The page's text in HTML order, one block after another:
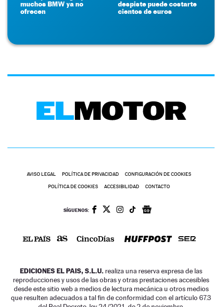
muchos BMW ya no
ofrecen
despiste puede costarte
cientos de euros
AVISO LEGAL POLÍTICA DE PRIVACIDAD CONFIGURACIÓN DE COOKIES
POLÍTICA DE COOKIES ACCESIBILIDAD CONTACTO
SÍGUENOS:
EDICIONES EL PAIS, S.L.U. realiza una reserva expresa de las
reproducciones y usos de las obras y otras prestaciones accesibles
desde este sitio web a medios de lectura mecánica u otros medios
que resulten adecuados a tal fin de conformidad con el artículo 67.3